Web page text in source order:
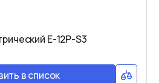
E-12P-S3
в список